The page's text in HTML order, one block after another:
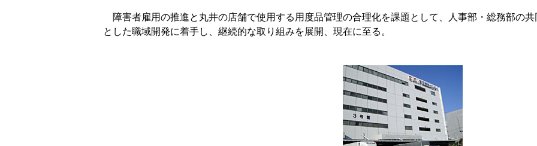
障害者雇用の推進と丸井の店舗で使用する用度品管理の合理化を課題として、人事部・総務部の
とした職域開発に着手し、継続的な取り組みを展開、現在に至る。